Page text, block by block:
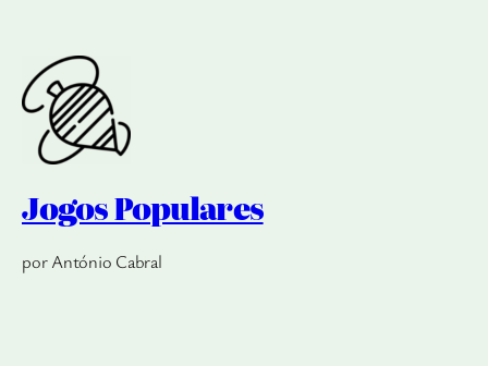
Jogos Populares
por António Cabral